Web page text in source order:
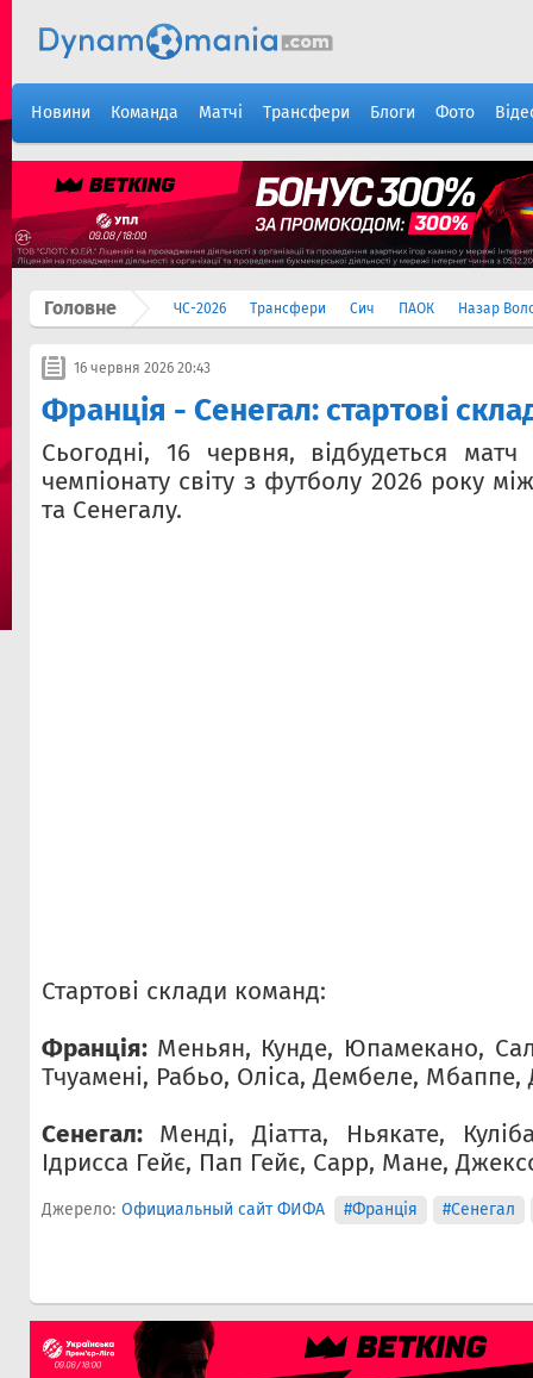
Новини Команда Матчі Трансфери Блоги Фото
Головне ЧС-2026 Трансфери Сич ПАОК Назар
16 червня 2026 20:43
Франція - Сенегал: стартові
Сьогодні, 16 червня, відбудеться
чемпіонату світу з футболу 2026 року
та Сенегалу.
Стартові склади команд:
Франція: Меньян, Кунде, Юпамекано,
Тчуамені, Рабьо, Оліса, Дембеле, Мбаппе,
Сенегал: Менді, Діатта, Ньякате,
Ідрисса Гейє, Пап Гейє, Сарр, Мане,
Джерело: Официальный сайт ФИФА #Франція #Сенегал